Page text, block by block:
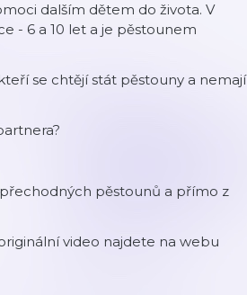
dalším dětem do života. V
- 6 a 10 let a je pěstounem
se chtějí stát pěstouny a nemají
pěstounů a přímo z
video najdete na webu